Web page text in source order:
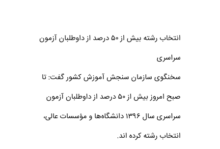
انتخاب رشته بیش از ۵۰ درصد از داوطلبان آزمون
سراسری
سخنگوی سازمان سنجش آموزش کشور گفت: تا
صبح امروز بیش از ۵۰ درصد از داوطلبان آزمون
سراسری سال ۱۳۹۶ دانشگاه‌ها و مؤسسات عالی،
انتخاب رشته کرده اند.